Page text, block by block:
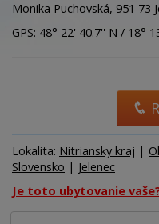
Monika Puchovská, 951 73
GPS: 48° 22' 40.7'' N / 18°
Lokalita: Nitriansky kraj |
Slovensko | Jelenec
Je toto ubytovanie